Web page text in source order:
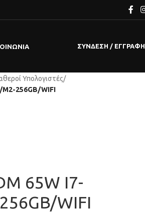
ΣΎΝΔΕΣΗ / ΕΓΓΡΑΦΉ
Υπολογιστές/
M2-256GB/WIFI
65W I7-
WIFI